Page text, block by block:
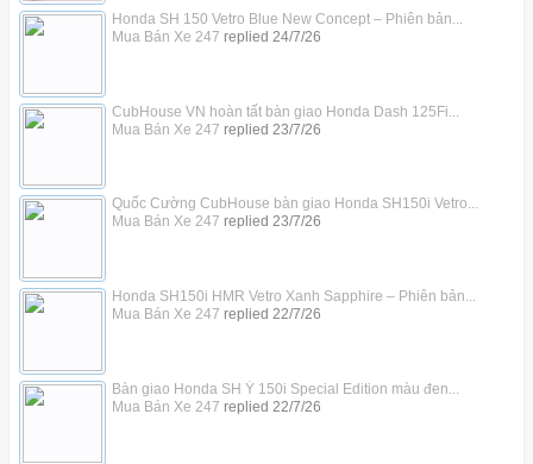
Honda SH 150 Vetro Blue New Concept – Phiên bản...
Mua Bán Xe 247 replied 24/7/26
CubHouse VN hoàn tất bàn giao Honda Dash 125Fi...
Mua Bán Xe 247 replied 23/7/26
Quốc Cường CubHouse bàn giao Honda SH150i Vetro...
Mua Bán Xe 247 replied 23/7/26
Honda SH150i HMR Vetro Xanh Sapphire – Phiên bản...
Mua Bán Xe 247 replied 22/7/26
Bàn giao Honda SH Ý 150i Special Edition màu đen...
Mua Bán Xe 247 replied 22/7/26